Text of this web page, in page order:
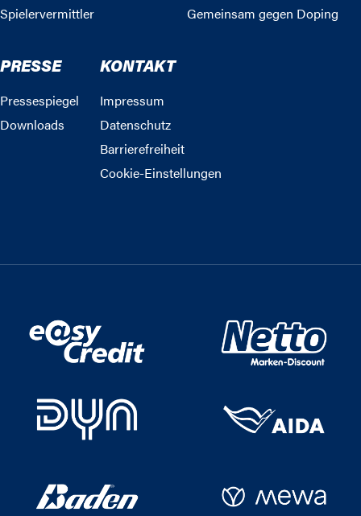
Spielervermittler
Gemeinsam gegen Doping
PRESSE
Pressespiegel
Downloads
KONTAKT
Impressum
Datenschutz
Barrierefreiheit
Cookie-Einstellungen